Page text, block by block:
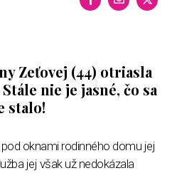
Zeťovej (44) otriasla
nie je jasné, čo sa
stalo!
oknami rodinného domu jej
jej však už nedokázala